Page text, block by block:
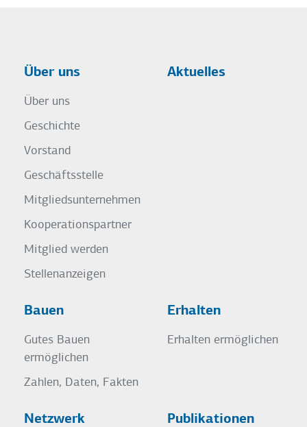
Über uns
Über uns
Geschichte
Vorstand
Geschäftsstelle
Mitgliedsunternehmen
Kooperationspartner
Mitglied werden
Stellenanzeigen
Aktuelles
Bauen
Gutes Bauen
ermöglichen
Zahlen, Daten, Fakten
Erhalten
Erhalten ermöglichen
Netzwerk Publikationen